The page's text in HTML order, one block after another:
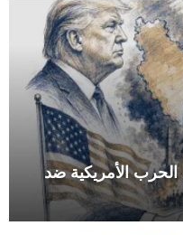
الحرب الأمريكية ضد